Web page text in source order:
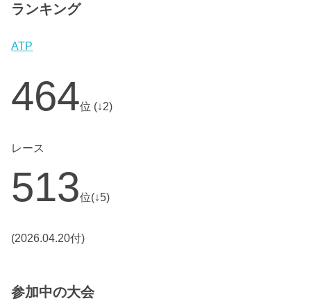
ランキング
ATP
464位 (↓2)
レース
513位(↓5)
(2026.04.20付)
参加中の大会